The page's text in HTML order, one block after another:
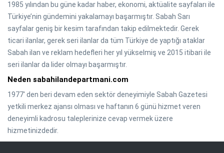
1985 yılından bu güne kadar haber, ekonomi, aktüalite sayfaları ile
Türkiye’nin gündemini yakalamayı başarmıştır. Sabah Sarı
sayfalar geniş bir kesim tarafından takip edilmektedir. Gerek
ticari ilanlar, gerek seri ilanlar da tüm Türkiye de yaptığı ataklar
Sabah ilan ve reklam hedefleri her yıl yükselmiş ve 2015 itibari ile
seri ilanlar da lider olmayı başarmıştır.
Neden sabahilandepartmani.com
1977' den beri devam eden sektör deneyimiyle Sabah Gazetesi
yetkili merkez ajansı olması ve haftanın 6 günü hizmet veren
deneyimli kadrosu taleplerinize cevap vermek üzere
hizmetinizdedir.